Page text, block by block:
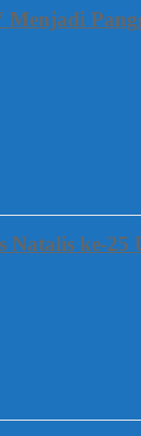
Natalis ke-